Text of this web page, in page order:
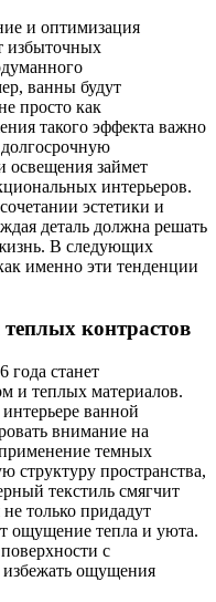
и оптимизация
избыточных
ванны будут
просто как
такого эффекта важно
долгосрочную
освещения займет
интерьеров.
эстетики и
деталь должна решать
В следующих
именно эти тенденции
контрастов
станет
и теплых материалов.
ванной
внимание на
темных
структуру пространства,
текстиль смягчит
только придадут
ощущение тепла и уюта.
с
ощущения